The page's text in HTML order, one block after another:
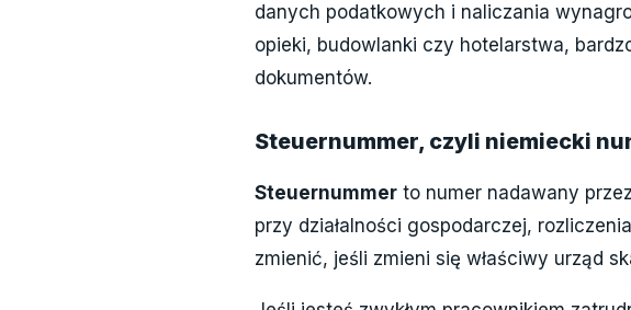
danych podatkowych i naliczania
opieki, budowlanki czy hotelarstwa,
dokumentów.
Steuernummer, czyli niemiecki
Steuernummer to numer nadawany
przy działalności gospodarczej,
zmienić, jeśli zmieni się właściwy urząd